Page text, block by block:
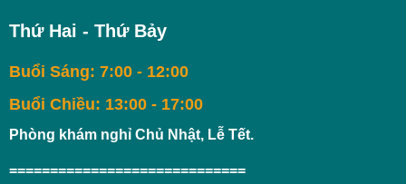
Thứ Hai - Thứ Bảy
Buổi Sáng: 7:00 - 12:00
Buổi Chiều: 13:00 - 17:00
Phòng khám nghỉ Chủ Nhật, Lễ Tết.
=============================